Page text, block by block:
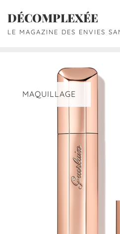
DÉCOMPLEXÉE
LE MAGAZINE DES ENVIES
MAQUILLAGE